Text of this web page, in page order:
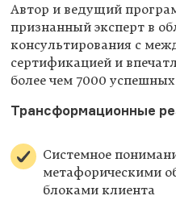
Автор и ведущий
признанный эксперт в
консультирования с
сертификацией и
более чем 7000 успешных
Трансформационные
Системное
метафорическими
блоками клиента